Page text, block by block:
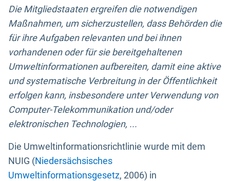
Die Mitgliedstaaten ergreifen die notwendigen
Maßnahmen, um sicherzustellen, dass Behörden die
für ihre Aufgaben relevanten und bei ihnen
vorhandenen oder für sie bereitgehaltenen
Umweltinformationen aufbereiten, damit eine aktive
und systematische Verbreitung in der Öffentlichkeit
erfolgen kann, insbesondere unter Verwendung von
Computer-Telekommunikation und/oder
elektronischen Technologien, ...
Die Umweltinformationsrichtlinie wurde mit dem
NUIG (Niedersächsisches
Umweltinformationsgesetz, 2006) in